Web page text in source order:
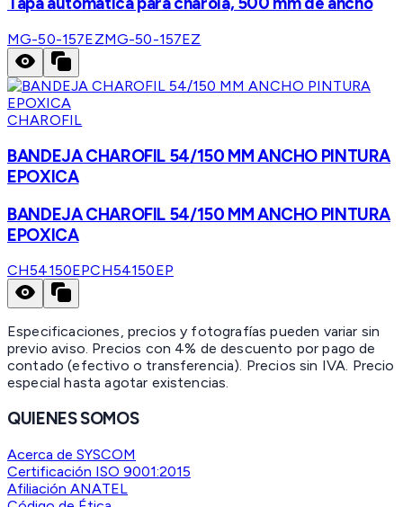
MG-50-157EZMG-50-157EZ
CHAROFIL
BANDEJA CHAROFIL 54/150 MM ANCHO PINTURA
EPOXICA
BANDEJA CHAROFIL 54/150 MM ANCHO PINTURA
EPOXICA
CH54150EPCH54150EP
Especificaciones, precios y fotografías pueden variar sin
previo aviso. Precios con 4% de descuento por pago de
contado (efectivo o transferencia). Precios sin IVA. Precio
especial hasta agotar existencias.
QUIENES SOMOS
Acerca de SYSCOM
Certificación ISO 9001:2015
Afiliación ANATEL